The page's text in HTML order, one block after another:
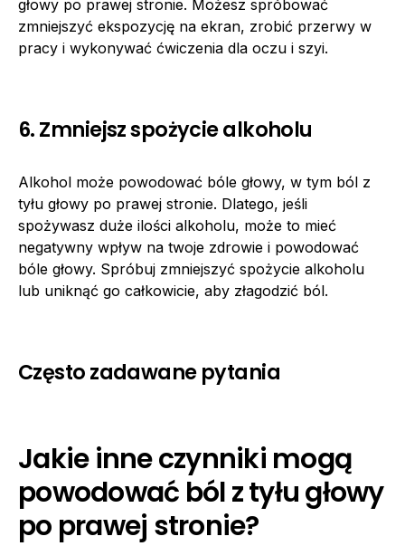
głowy po prawej stronie. Możesz spróbować
zmniejszyć ekspozycję na ekran, zrobić przerwy w
pracy i wykonywać ćwiczenia dla oczu i szyi.
6. Zmniejsz spożycie alkoholu
Alkohol może powodować bóle głowy, w tym ból z
tyłu głowy po prawej stronie. Dlatego, jeśli
spożywasz duże ilości alkoholu, może to mieć
negatywny wpływ na twoje zdrowie i powodować
bóle głowy. Spróbuj zmniejszyć spożycie alkoholu
lub uniknąć go całkowicie, aby złagodzić ból.
Często zadawane pytania
Jakie inne czynniki mogą
powodować ból z tyłu głowy
po prawej stronie?